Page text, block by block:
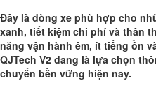
Đây là dòng xe phù hợp cho
xanh, tiết kiệm chi phí và thân
năng vận hành êm, ít tiếng ồn
QJTech V2 đang là lựa chọn
chuyển bền vững hiện nay.